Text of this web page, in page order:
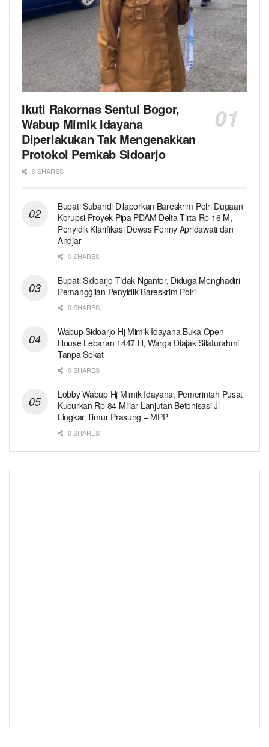
Ikuti Rakornas Sentul Bogor,
Wabup Mimik Idayana
Diperlakukan Tak Mengenakkan
Protokol Pemkab Sidoarjo
0 SHARES
Bupati Subandi Dilaporkan Bareskrim Polri Dugaan
Korupsi Proyek Pipa PDAM Delta Tirta Rp 16 M,
Penyidik Klarifikasi Dewas Fenny Apridawati dan
Andjar
0 SHARES
Bupati Sidoarjo Tidak Ngantor, Diduga Menghadiri
Pemanggilan Penyidik Bareskrim Polri
0 SHARES
Wabup Sidoarjo Hj Mimik Idayana Buka Open
House Lebaran 1447 H, Warga Diajak Silaturahmi
Tanpa Sekat
0 SHARES
Lobby Wabup Hj Mimik Idayana, Pemerintah Pusat
Kucurkan Rp 84 Miliar Lanjutan Betonisasi Jl
Lingkar Timur Prasung – MPP
0 SHARES